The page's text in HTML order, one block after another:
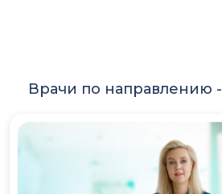
Врачи по направлению -